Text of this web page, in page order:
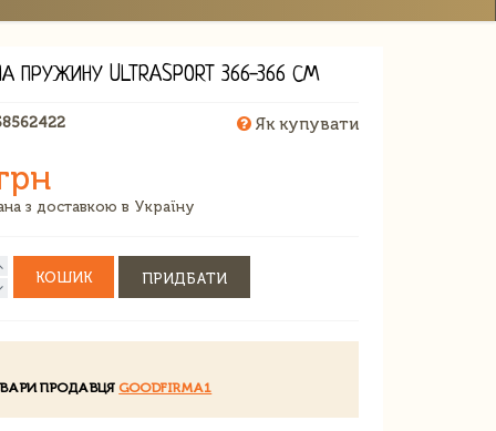
ПРУЖИНУ ULTRASPORT 366-366 СМ
Як купувати
з доставкою в Україну
КОШИК ПРИДБАТИ
ПРОДАВЦЯGOODFIRMA1